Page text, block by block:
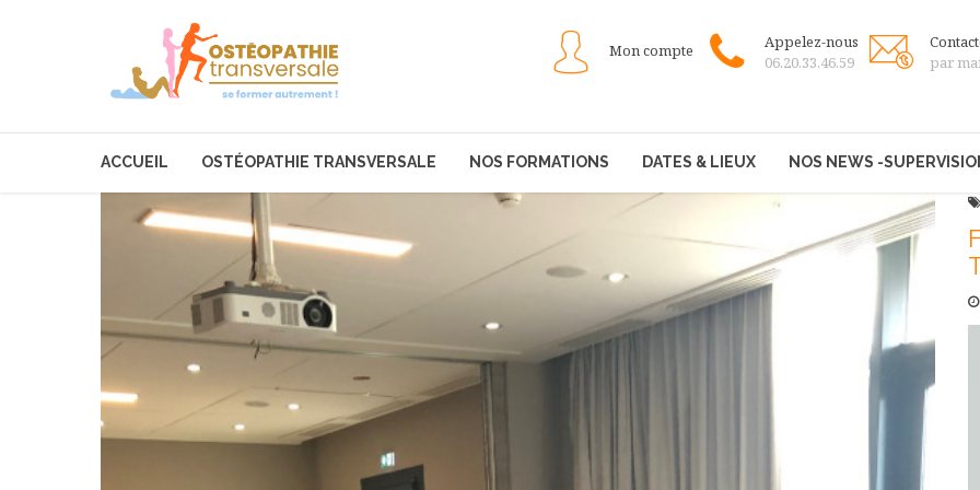
Mon compte
Appelez-nous
06.20.33.46.59
par
ACCUEIL OSTÉOPATHIE TRANSVERSALE NOS FORMATIONS DATES & LIEUX NOS NEWS -